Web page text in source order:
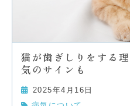
猫が歯ぎしりをする
気のサインも
2025年4月16日